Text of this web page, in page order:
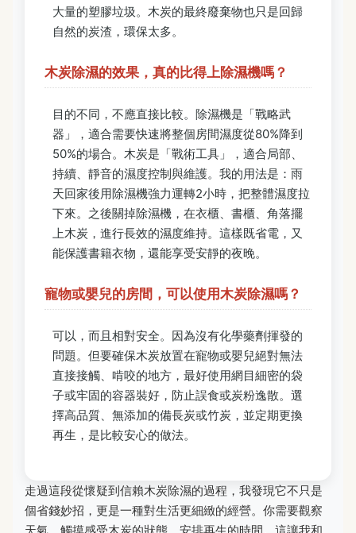
大量的塑膠垃圾。木炭的最終廢棄物也只是回歸
自然的炭渣，環保太多。
木炭除濕的效果，真的比得上除濕機嗎？
目的不同，不應直接比較。除濕機是「戰略武
器」，適合需要快速將整個房間濕度從80%降到
50%的場合。木炭是「戰術工具」，適合局部、
持續、靜音的濕度控制與維護。我的用法是：雨
天回家後用除濕機強力運轉2小時，把整體濕度拉
下來。之後關掉除濕機，在衣櫃、書櫃、角落擺
上木炭，進行長效的濕度維持。這樣既省電，又
能保護書籍衣物，還能享受安靜的夜晚。
寵物或嬰兒的房間，可以使用木炭除濕嗎？
可以，而且相對安全。因為沒有化學藥劑揮發的
問題。但要確保木炭放置在寵物或嬰兒絕對無法
直接接觸、啃咬的地方，最好使用網目細密的袋
子或牢固的容器裝好，防止誤食或炭粉逸散。選
擇高品質、無添加的備長炭或竹炭，並定期更換
再生，是比較安心的做法。
走過這段從懷疑到信賴木炭除濕的過程，我發現它不只是
個省錢妙招，更是一種對生活更細緻的經營。你需要觀察
天氣、觸摸感受木炭的狀態、安排再生的時間。這讓我和